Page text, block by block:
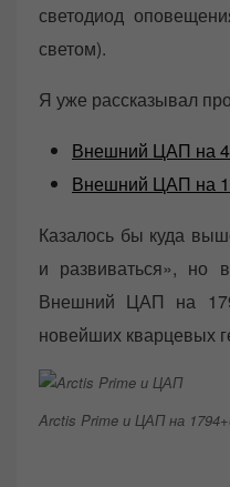
светодиод
светом).
Я уже рассказывал
Внешний ЦАП на
Внешний ЦАП на
Казалось бы куда
и развиваться», но
Внешний ЦАП на
новейших кварцевых
Arctis Prime и ЦАП на